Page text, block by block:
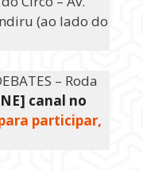
(ao lado do
– Roda
canal no
participar,